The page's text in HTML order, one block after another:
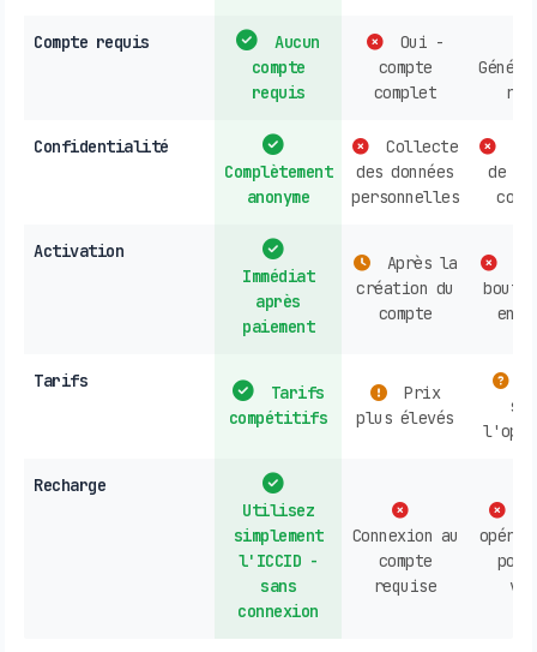
Compte requis
Aucun
compte
requis
Oui -
compte
complet
Confidentialité
Complètement
anonyme
Collecte
des données
personnelles
de
Activation
Immédiat
après
paiement
Après la
création du
compte
en
Tarifs
Tarifs
compétitifs
Prix
plus élevés
Recharge
Utilisez
simplement
l'ICCID -
sans
connexion
Connexion au
compte
requise